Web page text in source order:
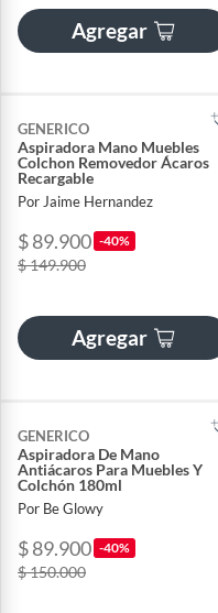
Agregar
GENERICO
Aspiradora Mano Muebles
Colchon Removedor Ácaros
Recargable
Por Jaime Hernandez
$ 89.900 -40%
$ 149.900
Agregar
GENERICO
Aspiradora De Mano
Antiácaros Para Muebles Y
Colchón 180ml
Por Be Glowy
$ 89.900 -40%
$ 150.000